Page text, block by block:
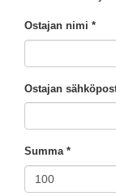
Ostajan nimi *
Ostajan
Summa *